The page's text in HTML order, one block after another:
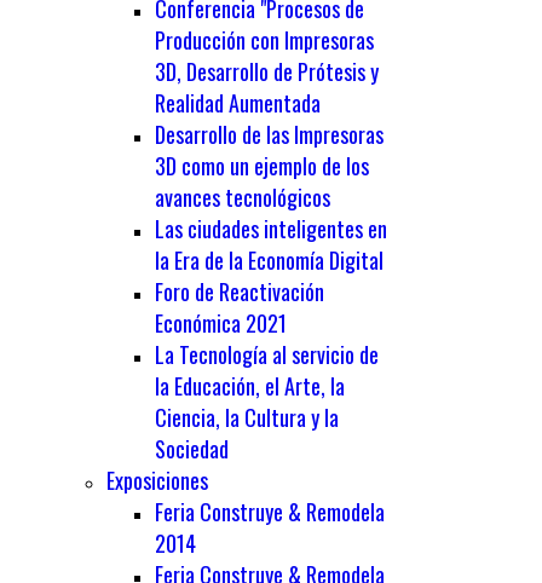
Conferencia "Procesos de
Producción con Impresoras
3D, Desarrollo de Prótesis y
Realidad Aumentada
Desarrollo de las Impresoras
3D como un ejemplo de los
avances tecnológicos
Las ciudades inteligentes en
la Era de la Economía Digital
Foro de Reactivación
Económica 2021
La Tecnología al servicio de
la Educación, el Arte, la
Ciencia, la Cultura y la
Sociedad
Exposiciones
Feria Construye & Remodela
2014
Feria Construye & Remodela